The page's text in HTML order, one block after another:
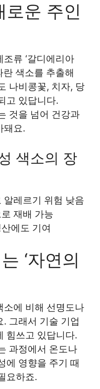
로운 주인
류 ‘갈디에리아
란 색소를 추출해
나비콩꽃, 치자, 당
고 있답니다.
것을 넘어 건강과
돼요.
색소의 장
알레르기 위험 낮음
재배 가능
에도 기여
‘자연의
소에 비해 선명도나
그래서 기술 기업
힘쓰고 있답니다.
과정에서 온도나
에 영향을 주기 때
요하죠.